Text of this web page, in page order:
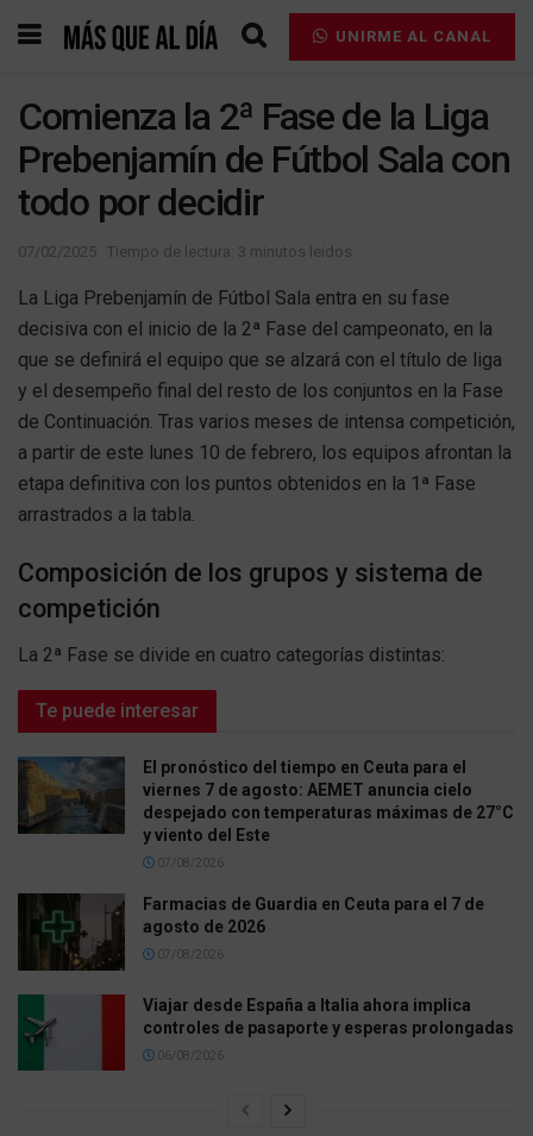
UNIRME AL CANAL
Comienza la 2ª Fase de la Liga
Prebenjamín de Fútbol Sala con
todo por decidir
07/02/2025 Tiempo de lectura: 3 minutos leidos
La Liga Prebenjamín de Fútbol Sala entra en su fase
decisiva con el inicio de la 2ª Fase del campeonato, en la
que se definirá el equipo que se alzará con el título de liga
y el desempeño final del resto de los conjuntos en la Fase
de Continuación. Tras varios meses de intensa competición,
a partir de este lunes 10 de febrero, los equipos afrontan la
etapa definitiva con los puntos obtenidos en la 1ª Fase
arrastrados a la tabla.
Composición de los grupos y sistema de
competición
La 2ª Fase se divide en cuatro categorías distintas:
Te puede interesar
El pronóstico del tiempo en Ceuta para el
viernes 7 de agosto: AEMET anuncia cielo
despejado con temperaturas máximas de 27°C
y viento del Este
07/08/2026
Farmacias de Guardia en Ceuta para el 7 de
agosto de 2026
07/08/2026
Viajar desde España a Italia ahora implica
controles de pasaporte y esperas prolongadas
06/08/2026